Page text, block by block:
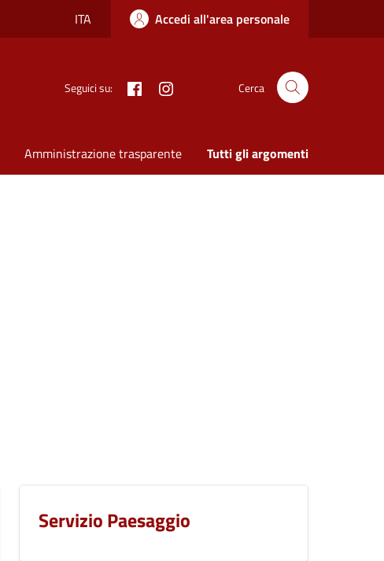
ITA Accedi all'area personale
Seguici su: Facebook Cerca
Amministrazione trasparente Tutti gli argomenti
Servizio Paesaggio